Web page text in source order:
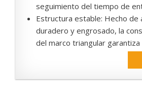
seguimiento del tiempo de
Estructura estable: Hecho de
duradero y engrosado, la
del marco triangular garantiza